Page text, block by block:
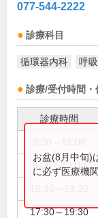
077-544-2222
診療科目
循環器内科 呼
診療/受付時間・
診療時間
9:00～13:00
17:30～19:30
お盆(8月中旬)
に必ず医療機